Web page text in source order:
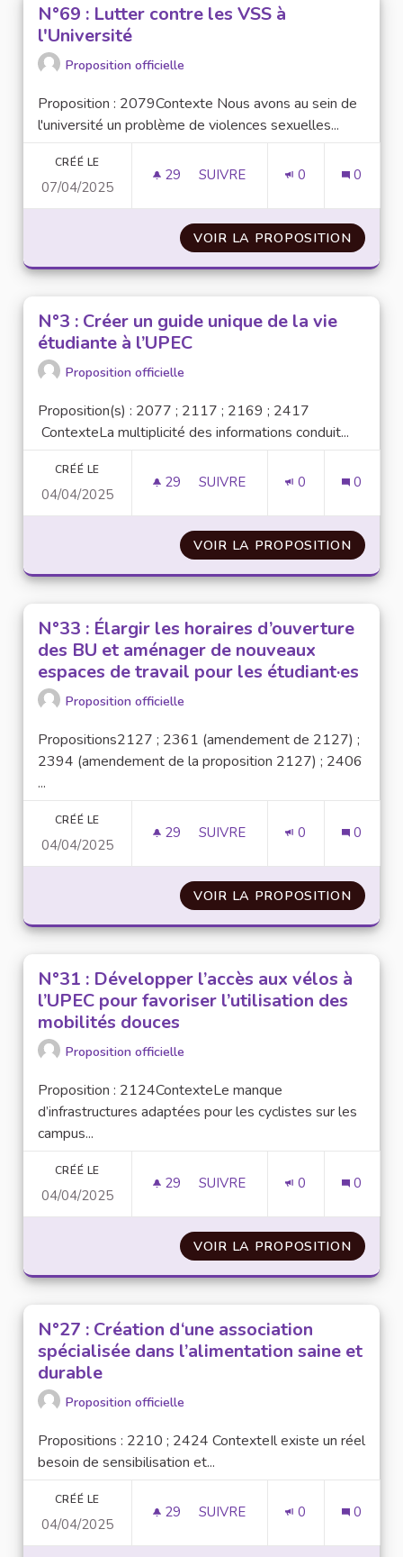
N°69 : Lutter contre les VSS à
l'Université
Proposition officielle
Proposition : 2079Contexte Nous avons au sein de
l'université un problème de violences sexuelles...
CRÉÉ LE
07/04/2025
29 29 ABONNÉS
SUIVRE 0 0
VOIR LA PROPOSITION N°69
N°3 : Créer un guide unique de la vie
étudiante à l’UPEC
Proposition officielle
Proposition(s) : 2077 ; 2117 ; 2169 ; 2417
ContexteLa multiplicité des informations conduit...
CRÉÉ LE
04/04/2025
29 29 ABONNÉS
SUIVRE 0 0
VOIR LA PROPOSITION N°3 :
N°33 : Élargir les horaires d’ouverture
des BU et aménager de nouveaux
espaces de travail pour les étudiant·es
Proposition officielle
Propositions2127 ; 2361 (amendement de 2127) ;
2394 (amendement de la proposition 2127) ; 2406
...
CRÉÉ LE
04/04/2025
29 29 ABONNÉS
SUIVRE 0 0
VOIR LA PROPOSITION N°33
N°31 : Développer l’accès aux vélos à
l’UPEC pour favoriser l’utilisation des
mobilités douces
Proposition officielle
Proposition : 2124ContexteLe manque
d’infrastructures adaptées pour les cyclistes sur les
campus...
CRÉÉ LE
04/04/2025
29 29 ABONNÉS
SUIVRE 0 0
VOIR LA PROPOSITION N°31
N°27 : Création d‘une association
spécialisée dans l’alimentation saine et
durable
Proposition officielle
Propositions : 2210 ; 2424 ContexteIl existe un réel
besoin de sensibilisation et...
CRÉÉ LE
04/04/2025
29 29 ABONNÉS
SUIVRE 0 0